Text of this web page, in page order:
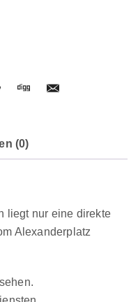
(0)
liegt nur eine direkte
Alexanderplatz